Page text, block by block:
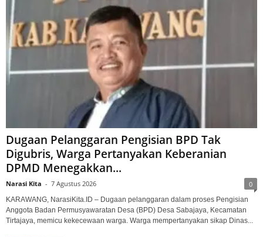
Dugaan Pelanggaran Pengisian BPD Tak
Digubris, Warga Pertanyakan Keberanian
DPMD Menegakkan...
Narasi Kita - 7 Agustus 2026 0
KARAWANG, NarasiKita.ID – Dugaan pelanggaran dalam proses Pengisian
Anggota Badan Permusyawaratan Desa (BPD) Desa Sabajaya, Kecamatan
Tirtajaya, memicu kekecewaan warga. Warga mempertanyakan sikap Dinas...